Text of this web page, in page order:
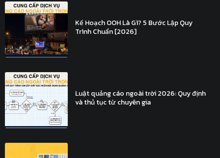
Kế Hoạch OOH Là Gì? 5 Bước Lập Quy
Trình Chuẩn [2026]
Luật quảng cáo ngoài trời 2026: Quy định
và thủ tục từ chuyên gia